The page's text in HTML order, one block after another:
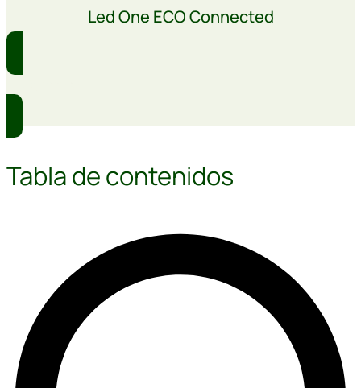
Led One ECO Connected
Tabla de contenidos